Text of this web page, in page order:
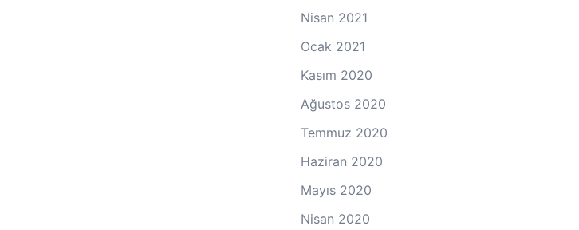
Nisan 2021
Ocak 2021
Kasım 2020
Ağustos 2020
Temmuz 2020
Haziran 2020
Mayıs 2020
Nisan 2020